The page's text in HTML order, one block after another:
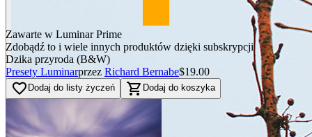
Zawarte w Luminar Prime
Zdobądź to i wiele innych produktów dzięki subskrypcji
Dzika przyroda (B&W)
Presety Luminarprzez Richard Bernabe$19.00
favorite_border Dodaj do listy życzeń shopping_cart Dodaj do koszyka